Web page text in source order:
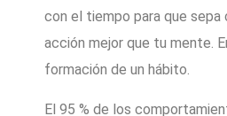
con el tiempo para que sepa
acción mejor que tu mente.
formación de un hábito.
El 95 % de los